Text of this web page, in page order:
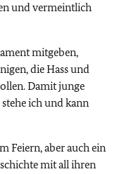
und vermeintlich
mitgeben,
die Hass und
Damit junge
ich und kann
Feiern, aber auch ein
mit all ihren